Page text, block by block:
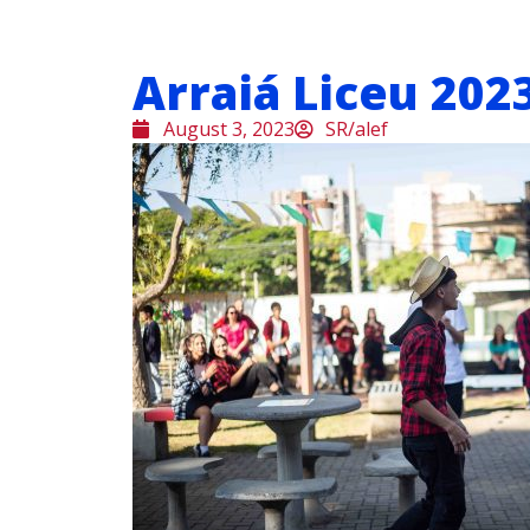
Arraiá Liceu
August 3, 2023 SR/alef